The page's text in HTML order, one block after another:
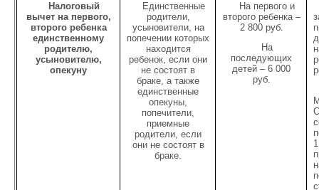
Налоговый
вычет на первого,
второго ребенка
единственному
родителю,
усыновителю,
опекуну
Единственные
родители,
усыновители, на
попечении которых
находится
ребенок, если они
не состоят в
браке, а также
единственные
опекуны,
попечители,
приемные
родители, если
они не состоят в
браке.
На первого и
второго ребенка –
2 800 руб.
На
последующих
детей – 6 000
руб.